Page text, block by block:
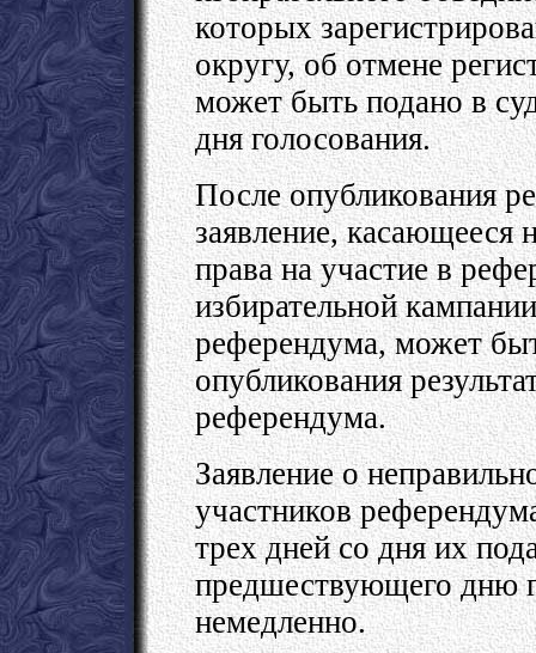
которых
округу, об отмене
может быть подано в
дня голосования.
После опубликования
заявление, касающееся
права на участие в
избирательной
референдума, может
опубликования
референдума.
Заявление о
участников
трех дней со дня их
предшествующего дню
немедленно.